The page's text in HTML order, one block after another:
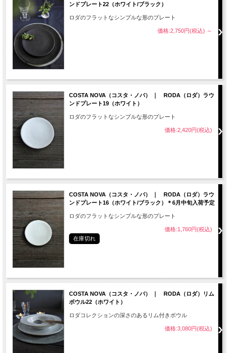
ンドプレート22（ホワイト/ブラック）
ロダのフラットなシンプルな形のプレート
価格:2,750円(税込) ～
COSTA NOVA（コスタ・ノバ） ｜ RODA（ロダ）ラウ
ンドプレート19（ホワイト）
ロダのフラットなシンプルな形のプレート
価格:2,420円(税込)
COSTA NOVA（コスタ・ノバ） ｜ RODA（ロダ）ラウ
ンドプレート16（ホワイト/ブラック）＊6月中旬入荷予定
ロダのフラットなシンプルな形のプレート
価格:1,760円(税込)
在庫切れ
COSTA NOVA（コスタ・ノバ） ｜ RODA（ロダ）リム
ボウル22（ホワイト）
ロダコレクションの深さのあるリム付きボウル
価格:3,080円(税込)